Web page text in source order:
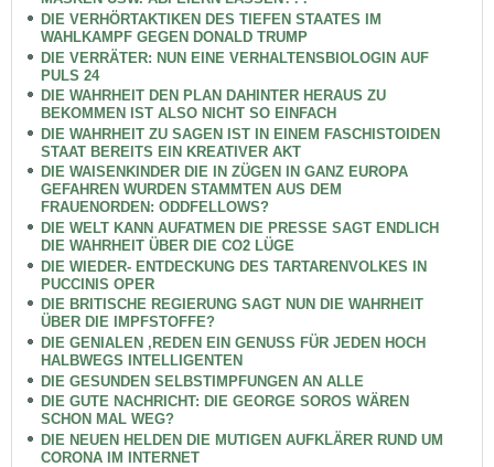
DIE VERHÖRTAKTIKEN DES TIEFEN STAATES IM
WAHLKAMPF GEGEN DONALD TRUMP
DIE VERRÄTER: NUN EINE VERHALTENSBIOLOGIN AUF
PULS 24
DIE WAHRHEIT DEN PLAN DAHINTER HERAUS ZU
BEKOMMEN IST ALSO NICHT SO EINFACH
DIE WAHRHEIT ZU SAGEN IST IN EINEM FASCHISTOIDEN
STAAT BEREITS EIN KREATIVER AKT
DIE WAISENKINDER DIE IN ZÜGEN IN GANZ EUROPA
GEFAHREN WURDEN STAMMTEN AUS DEM
FRAUENORDEN: ODDFELLOWS?
DIE WELT KANN AUFATMEN DIE PRESSE SAGT ENDLICH
DIE WAHRHEIT ÜBER DIE CO2 LÜGE
DIE WIEDER- ENTDECKUNG DES TARTARENVOLKES IN
PUCCINIS OPER
DIE BRITISCHE REGIERUNG SAGT NUN DIE WAHRHEIT
ÜBER DIE IMPFSTOFFE?
DIE GENIALEN ,REDEN EIN GENUSS FÜR JEDEN HOCH
HALBWEGS INTELLIGENTEN
DIE GESUNDEN SELBSTIMPFUNGEN AN ALLE
DIE GUTE NACHRICHT: DIE GEORGE SOROS WÄREN
SCHON MAL WEG?
DIE NEUEN HELDEN DIE MUTIGEN AUFKLÄRER RUND UM
CORONA IM INTERNET